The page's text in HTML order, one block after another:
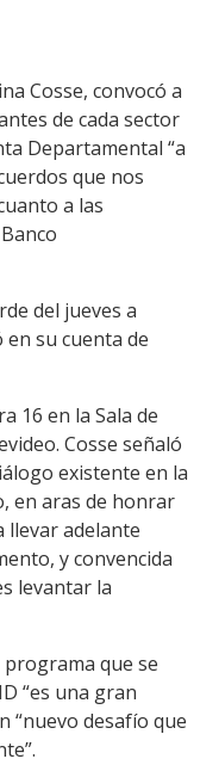
Cosse, convocó a
de cada sector
Departamental “a
que nos
a las
del jueves a
su cuenta de
16 en la Sala de
Cosse señaló
existente en la
en aras de honrar
llevar adelante
y convencida
levantar la
que se
“es una gran
“nuevo desafío que